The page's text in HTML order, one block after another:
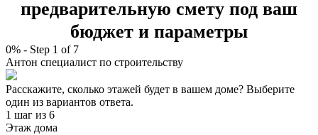
предварительную смету под ваш
бюджет и параметры
0% - Step 1 of 7
Антон специалист по строительству
Расскажите, сколько этажей будет в вашем доме? Выберите
один из вариантов ответа.
1 шаг из 6
Этаж дома